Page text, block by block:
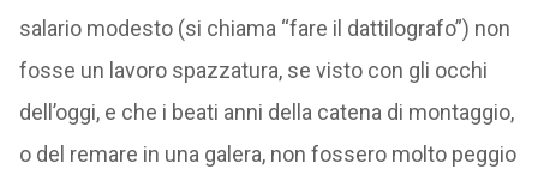
salario modesto (si chiama “fare il dattilografo”) non
fosse un lavoro spazzatura, se visto con gli occhi
dell’oggi, e che i beati anni della catena di montaggio,
o del remare in una galera, non fossero molto peggio